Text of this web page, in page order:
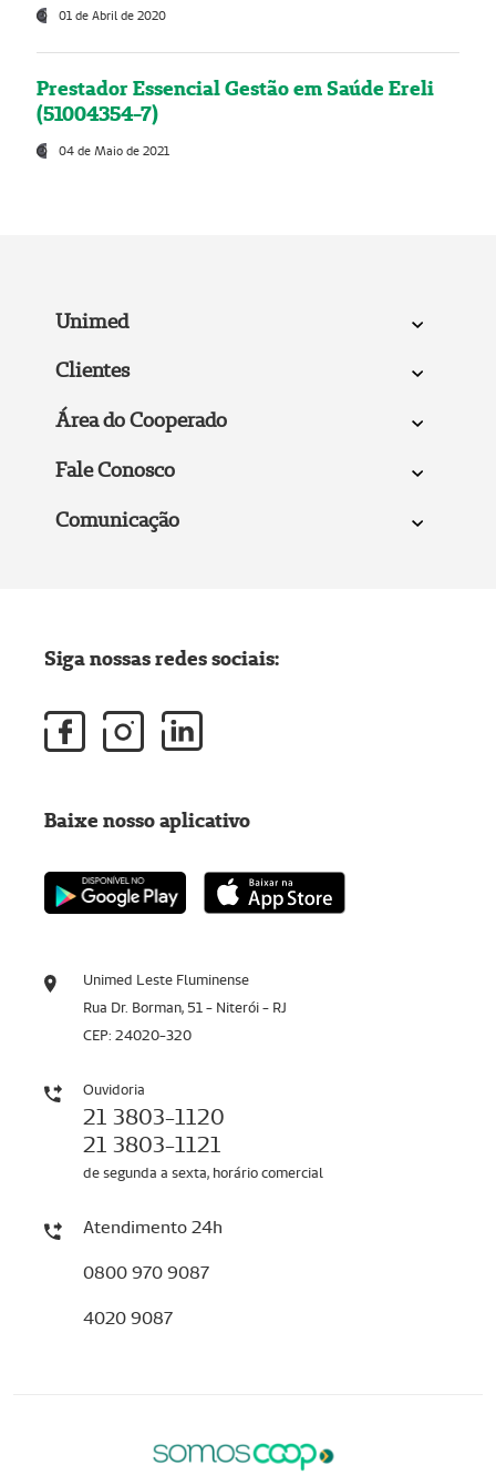
01 de Abril de 2020
Prestador Essencial Gestão em Saúde Ereli
(51004354-7)
04 de Maio de 2021
Unimed
Clientes
Área do Cooperado
Fale Conosco
Comunicação
Unimed Leste Fluminense
Rua Dr. Borman, 51 - Niterói - RJ
CEP: 24020-320
Ouvidoria
21 3803-1120
21 3803-1121
de segunda a sexta, horário comercial
Atendimento 24h
0800 970 9087
4020 9087
Siga nossas redes sociais:
Baixe nosso aplicativo